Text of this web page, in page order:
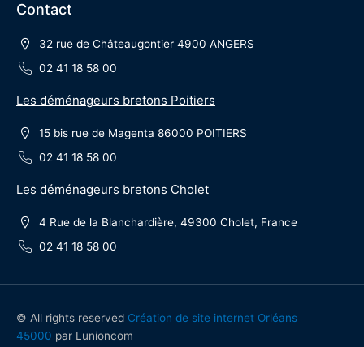
Contact
32 rue de Châteaugontier 4900 ANGERS
02 41 18 58 00
Les déménageurs bretons Poitiers
15 bis rue de Magenta 86000 POITIERS
02 41 18 58 00
Les déménageurs bretons Cholet
4 Rue de la Blanchardière, 49300 Cholet, France
02 41 18 58 00
© All rights reserved Création de site internet Orléans
45000 par Lunioncom